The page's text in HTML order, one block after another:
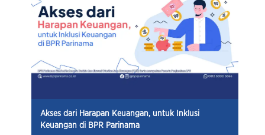
Akses dari Harapan Keuangan, untuk Inklusi
Keuangan di BPR Parinama